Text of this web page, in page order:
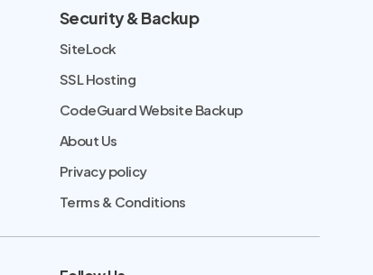
Security & Backup
SiteLock
SSL Hosting
CodeGuard Website Backup
About Us
Privacy policy
Terms & Conditions